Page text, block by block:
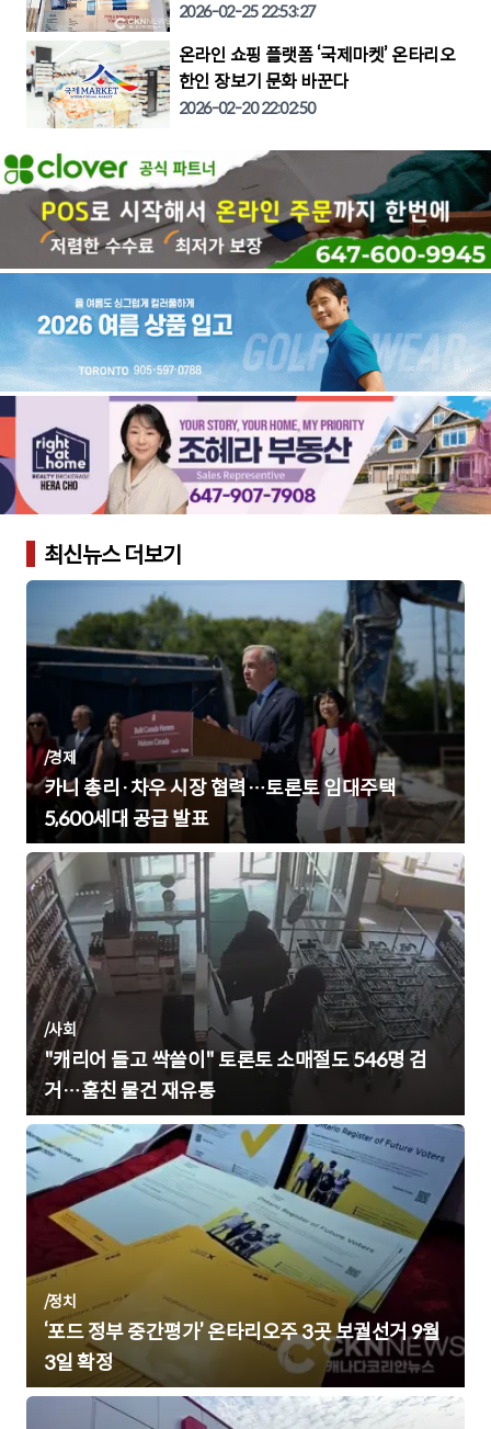
2026-02-25 22:53:27
온라인 쇼핑 플랫폼 ‘국제마켓’ 온타리오
한인 장보기 문화 바꾼다
2026-02-20 22:02:50
최신뉴스 더보기
/경제
카니 총리·차우 시장 협력…토론토 임대주택
5,600세대 공급 발표
/사회
"캐리어 들고 싹쓸이" 토론토 소매절도 546명 검
거…훔친 물건 재유통
/정치
‘포드 정부 중간평가’ 온타리오주 3곳 보궐선거 9월
3일 확정